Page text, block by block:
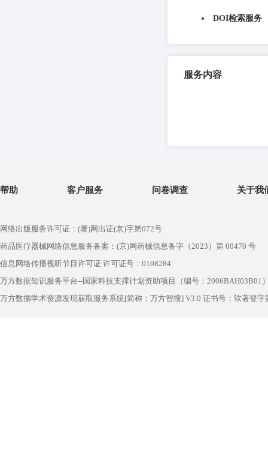
DOI检索服务
服务内容
帮助 客户服务 问卷调查 关于我
网络出版服务许可证：(署)网出证(京)字第072号
药品医疗器械网络信息服务备案：(京)网药械信息备字（2023）第 00470 号
信息网络传播视听节目许可证 许可证号：0108284
万方数据知识服务平台--国家科技支撑计划资助项目（编号：2006BAH03B01
万方数据学术资源发现获取服务系统[简称：万方智搜] V3.0 证书号：软著登字